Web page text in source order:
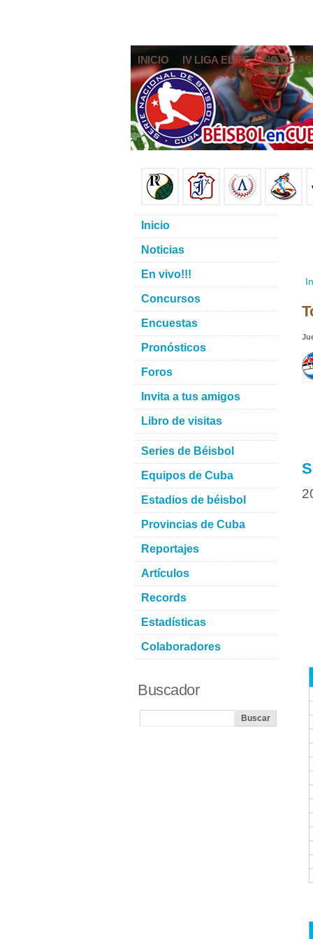
INICIO IV LIGA ELITE NOTICIAS
Inicio
Noticias
En vivo!!!
Concursos
Encuestas
Pronósticos
Foros
Invita a tus amigos
Libro de visitas
Series de Béisbol
Equipos de Cuba
Estadios de béisbol
Provincias de Cuba
Reportajes
Artículos
Records
Estadísticas
Colaboradores
Buscador